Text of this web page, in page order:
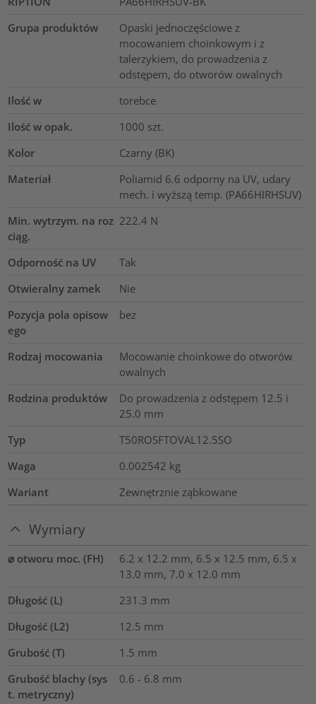
Grupa produktów
Opaski jednoczęściowe z
mocowaniem choinkowym i z
talerzykiem, do prowadzenia z
odstępem, do otworów owalnych
Ilość w
torebce
Ilość w opak.
1000 szt.
Kolor
Czarny (BK)
Materiał
Poliamid 6.6 odporny na UV, udary
mech. i wyższą temp. (PA66HIRHSUV)
Min. wytrzym. na roz
ciąg.
222.4 N
Odporność na UV
Tak
Otwieralny zamek
Nie
Pozycja pola opisow
ego
bez
Rodzaj mocowania
Mocowanie choinkowe do otworów
owalnych
Rodzina produktów
Do prowadzenia z odstępem 12.5 i
25.0 mm
Typ
T50ROSFTOVAL12.5SO
Waga
0.002542 kg
Wariant
Zewnętrznie ząbkowane
Wymiary
⌀ otworu moc. (FH)
6.2 x 12.2 mm, 6.5 x 12.5 mm, 6.5 x
13.0 mm, 7.0 x 12.0 mm
Długość (L)
231.3 mm
Długość (L2)
12.5 mm
Grubość (T)
1.5 mm
Grubość blachy (sys
t. metryczny)
0.6 - 6.8 mm